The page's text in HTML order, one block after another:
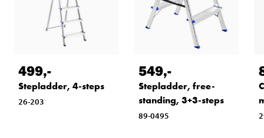
499,-
Stepladder, 4-steps
26-203
549,-
Stepladder, free-
standing, 3+3-steps
89-0495